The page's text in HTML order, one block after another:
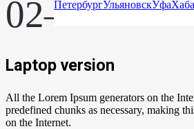
ПетербургУльяновскУфа
02–
Laptop version
All the Lorem Ipsum generators on the
predefined chunks as necessary, making
on the Internet.